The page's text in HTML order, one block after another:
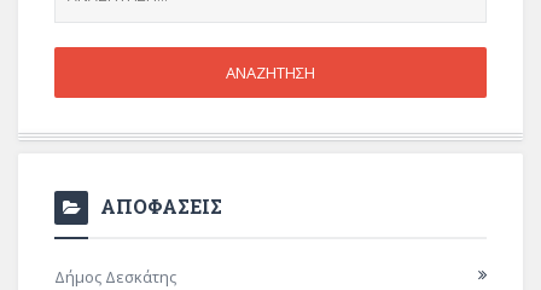
ΑΠΟΦΑΣΕΙΣ
Δήμος Δεσκάτης